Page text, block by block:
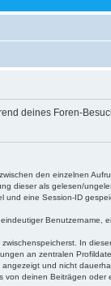
deines Foren-
den einzelnen
dieser als gelesen/
und eine Session-ID
Benutzername,
In
an zentralen
angezeigt und nicht
deinen Beiträgen oder